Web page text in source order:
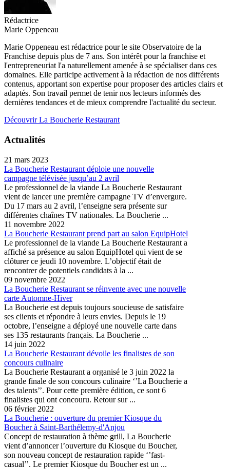
Rédactrice
Marie Oppeneau
Marie Oppeneau est rédactrice pour le site Observatoire de la
Franchise depuis plus de 7 ans. Son intérêt pour la franchise et
l'entrepreneuriat l'a naturellement amenée à se spécialiser dans ces
domaines. Elle participe activement à la rédaction de nos différents
contenus, apportant son expertise pour proposer des articles clairs et
adaptés. Son travail permet de tenir nos lecteurs informés des
dernières tendances et de mieux comprendre l'actualité du secteur.
Découvrir La Boucherie Restaurant
Actualités
21 mars 2023
La Boucherie Restaurant déploie une nouvelle
campagne télévisée jusqu’au 2 avril
Le professionnel de la viande La Boucherie Restaurant
vient de lancer une première campagne TV d’envergure.
Du 17 mars au 2 avril, l’enseigne sera présente sur
différentes chaînes TV nationales. La Boucherie ...
11 novembre 2022
La Boucherie Restaurant prend part au salon EquipHotel
Le professionnel de la viande La Boucherie Restaurant a
affiché sa présence au salon EquipHotel qui vient de se
clôturer ce jeudi 10 novembre. L’objectif était de
rencontrer de potentiels candidats à la ...
09 novembre 2022
La Boucherie Restaurant se réinvente avec une nouvelle
carte Automne-Hiver
La Boucherie est depuis toujours soucieuse de satisfaire
ses clients et répondre à leurs envies. Depuis le 19
octobre, l’enseigne a déployé une nouvelle carte dans
ses 135 restaurants français. La Boucherie ...
14 juin 2022
La Boucherie Restaurant dévoile les finalistes de son
concours culinaire
La Boucherie Restaurant a organisé le 3 juin 2022 la
grande finale de son concours culinaire ‘’La Boucherie a
des talents’’. Pour cette première édition, ce sont 6
finalistes qui ont concouru. Retour sur ...
06 février 2022
La Boucherie : ouverture du premier Kiosque du
Boucher à Saint-Barthélemy-d'Anjou
Concept de restauration à thème grill, La Boucherie
vient d’annoncer l’ouverture du Kiosque du Boucher,
son nouveau concept de restauration rapide ‘’fast-
casual’’. Le premier Kiosque du Boucher est un ...